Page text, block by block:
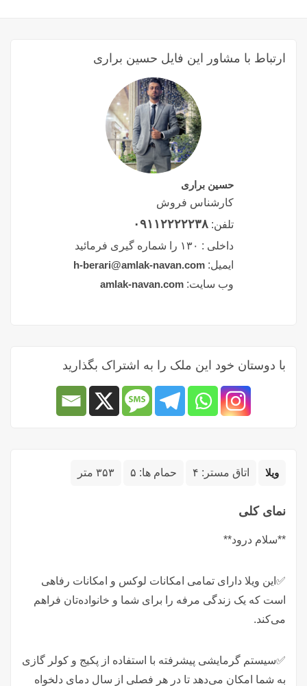
ویلا اتاق مستر: ۴ حمام ها: ۵ ۳۵۳ متر
نمای کلی
**سلام درود**
✅این ویلا دارای تمامی امکانات لوکس و امکانات رفاهی
است که یک زندگی مرفه را برای شما و خانواده‌تان فراهم
می‌کند.
✅سیستم گرمایشی پیشرفته با استفاده از پکیج و کولر گازی
به شما امکان می‌دهد تا در هر فصلی از سال دمای دلخواه
ارتباط با مشاور این فایل حسین براری
حسین براری
کارشناس فروش
تلفن: ۰۹۱۱۲۲۲۲۲۳۸
داخلی : ۱۳۰ را شماره گیری فرمائید
ایمیل: h-berari@amlak-navan.com
وب سایت: amlak-navan.com
با دوستان خود این ملک را به اشتراک بگذارید